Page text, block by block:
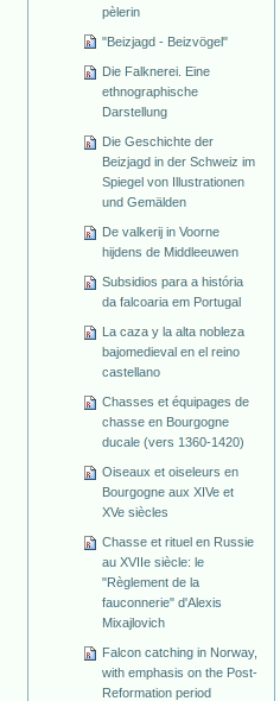
pèlerin
"Beizjagd - Beizvögel"
Die Falknerei. Eine
ethnographische
Darstellung
Die Geschichte der
Beizjagd in der Schweiz im
Spiegel von Illustrationen
und Gemälden
De valkerij in Voorne
hijdens de Middleeuwen
Subsidios para a história
da falcoaria em Portugal
La caza y la alta nobleza
bajomedieval en el reino
castellano
Chasses et équipages de
chasse en Bourgogne
ducale (vers 1360-1420)
Oiseaux et oiseleurs en
Bourgogne aux XIVe et
XVe siècles
Chasse et rituel en Russie
au XVIIe siècle: le
"Règlement de la
fauconnerie" d'Alexis
Mixajlovich
Falcon catching in Norway,
with emphasis on the Post-
Reformation period